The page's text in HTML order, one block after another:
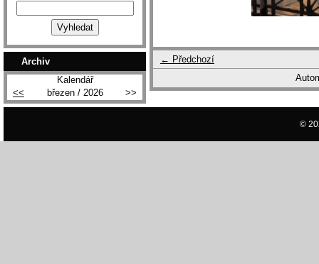
← Předchozí
Archiv
Kalendář
<<
březen / 2026 >>
©